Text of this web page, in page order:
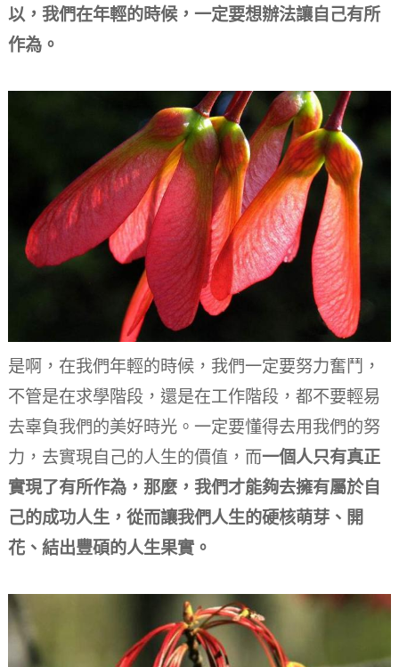
以，我們在年輕的時候，一定要想辦法讓自己有所
作為。
是啊，在我們年輕的時候，我們一定要努力奮鬥，
不管是在求學階段，還是在工作階段，都不要輕易
去辜負我們的美好時光。 一定要懂得去用我們的努
力，去實現自己的人生的價值，而一個人只有真正
實現了有所作為，那麼，我們才能夠去擁有屬於自
己的成功人生，從而讓我們人生的硬核萌芽、開
花、結出豐碩的人生果實。